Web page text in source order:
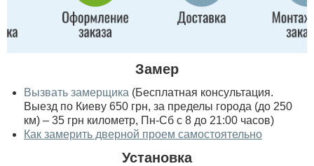
Замер
Вызвать замерщика (Бесплатная консультация.
Выезд по Киеву 650 грн, за пределы города (до 250
км) – 35 грн километр, Пн-Сб с 8 до 21:00 часов)
Как замерить дверной проем самостоятельно
Установка